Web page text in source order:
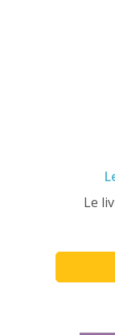
Le